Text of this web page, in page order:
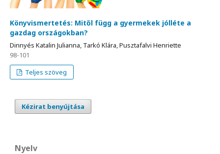
Könyvismertetés: Mitől függ a gyermekek jólléte a
gazdag országokban?
Dinnyés Katalin Julianna, Tarkó Klára, Pusztafalvi Henriette
98-101
Teljes szöveg
Kézirat benyújtása
Nyelv